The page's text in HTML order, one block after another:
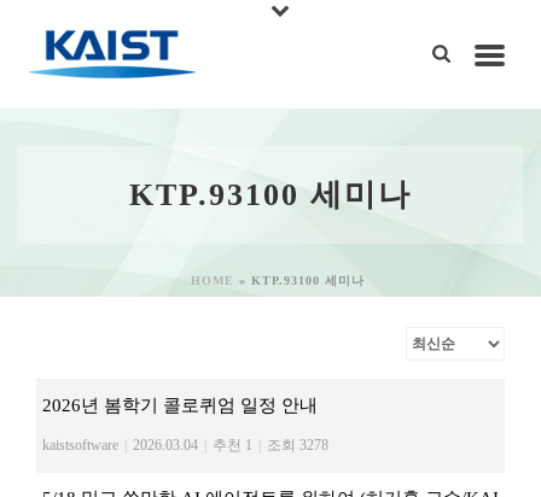
KTP.93100 세미나
HOME » KTP.93100 세미나
2026년 봄학기 콜로퀴엄 일정 안내
kaistsoftware 2026.03.04 추천 1 조회 3278